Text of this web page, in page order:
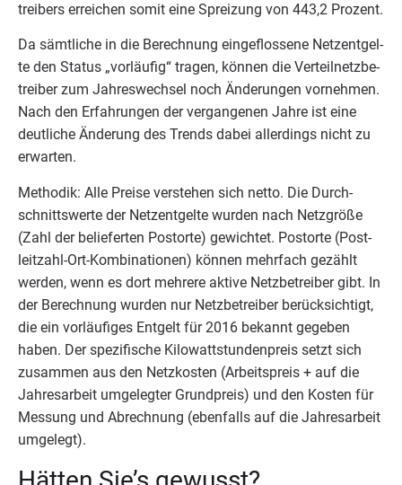
trei­bers errei­chen somit eine Sprei­zung von 443,2 Prozent.
Da sämt­li­che in die Berech­nung ein­ge­flos­se­ne Netz­ent­gel­
te den Sta­tus „vor­läu­fig“ tra­gen, kön­nen die Ver­teil­netz­be­
trei­ber zum Jah­res­wech­sel noch Ände­run­gen vor­neh­men.
Nach den Erfah­run­gen der ver­gan­ge­nen Jah­re ist eine
deut­li­che Ände­rung des Trends dabei aller­dings nicht zu
erwarten.
Metho­dik: Alle Prei­se ver­ste­hen sich net­to. Die Durch­
schnitts­wer­te der Netz­ent­gel­te wur­den nach Netz­grö­ße
(Zahl der belie­fer­ten Postor­te) gewich­tet. Postor­te (Post­
leit­zahl-Ort-Kom­bi­na­tio­nen) kön­nen mehr­fach gezählt
wer­den, wenn es dort meh­re­re akti­ve Netz­be­trei­ber gibt. In
der Berech­nung wur­den nur Netz­be­trei­ber berück­sich­tigt,
die ein vor­läu­fi­ges Ent­gelt für2016 bekannt gege­ben
haben. Der spe­zi­fi­sche Kilo­watt­stun­den­preis setzt sich
zusam­men aus den Netz­kos­ten (Arbeits­preis + auf die
Jah­res­ar­beit umge­leg­ter Grund­preis) und den Kos­ten für
Mes­sung und Abrech­nung (eben­falls auf die Jah­res­ar­beit
umgelegt).